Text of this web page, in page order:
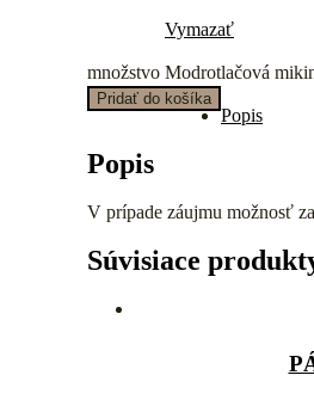
Vymazať
množstvo Modrotlačová
Pridať do košíka
Popis
Popis
V prípade záujmu možnosť
Súvisiace